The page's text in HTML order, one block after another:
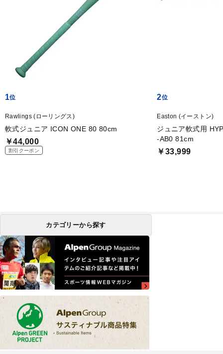
1
Rawlings (ローリングス)
軟式ジュニア ICON ONE 80 80cm
￥44,000
割引クーポン
2
Easton (イーストン)
ジュニア軟式用
-AB0 81cm
￥33,999
カテゴリーから探す